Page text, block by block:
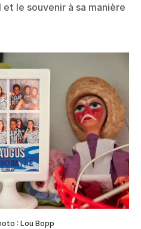
le souvenir à sa manière
: Lou Bopp